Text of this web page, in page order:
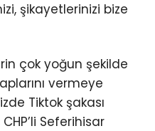
şikayetlerinizi bize
çok yoğun şekilde
vermeye
Tiktok şakası
Seferihisar